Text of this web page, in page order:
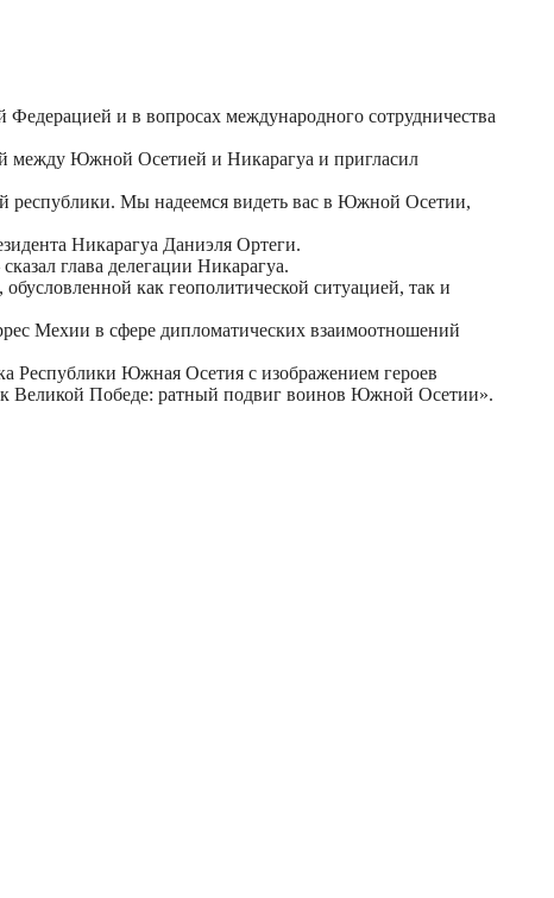
и в вопросах международного сотрудничества
между Южной Осетией и Никарагуа и пригласил
республики. Мы надеемся видеть вас в Южной Осетии,
Никарагуа Даниэля Ортеги.
глава делегации Никарагуа.
как геополитической ситуацией, так и
Мехии в сфере дипломатических взаимоотношений
Республики Южная Осетия с изображением героев
Великой Победе: ратный подвиг воинов Южной Осетии».